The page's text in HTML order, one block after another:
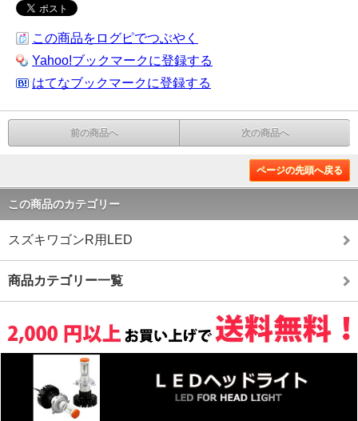
この商品をログピでつぶやく
Yahoo!ブックマークに登録する
はてなブックマークに登録する
前の商品へ 次の商品へ
ページの先頭へ戻る
この商品のカテゴリー
スズキワゴンR用LED
商品カテゴリー一覧